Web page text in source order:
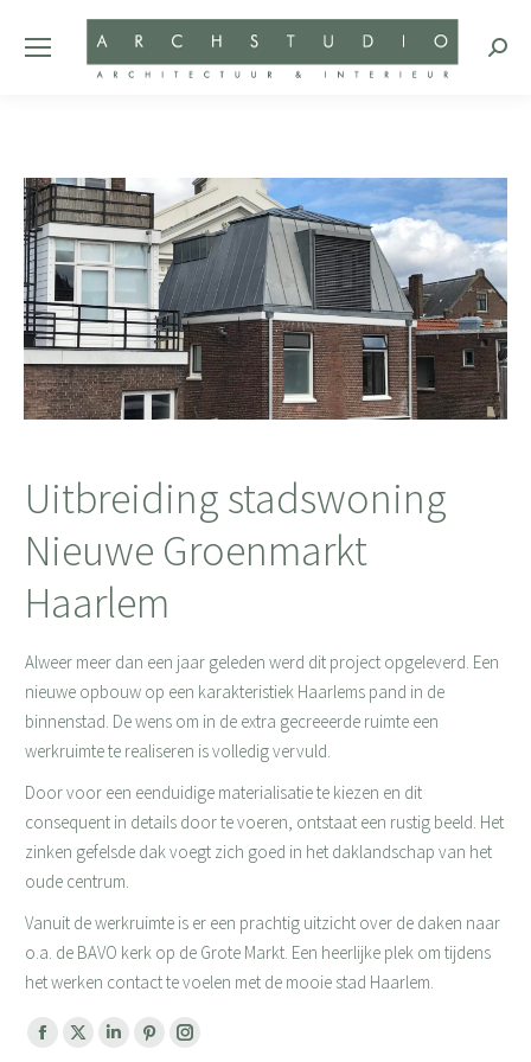
Uitbreiding stadswoning
Nieuwe Groenmarkt
Haarlem
Alweer meer dan een jaar geleden werd dit project opgeleverd. Een
nieuwe opbouw op een karakteristiek Haarlems pand in de
binnenstad. De wens om in de extra gecreeerde ruimte een
werkruimte te realiseren is volledig vervuld.
Door voor een eenduidige materialisatie te kiezen en dit
consequent in details door te voeren, ontstaat een rustig beeld. Het
zinken gefelsde dak voegt zich goed in het daklandschap van het
oude centrum.
Vanuit de werkruimte is er een prachtig uitzicht over de daken naar
o.a. de BAVO kerk op de Grote Markt. Een heerlijke plek om tijdens
het werken contact te voelen met de mooie stad Haarlem.
Facebook
X LinkedinPinterestInstagram